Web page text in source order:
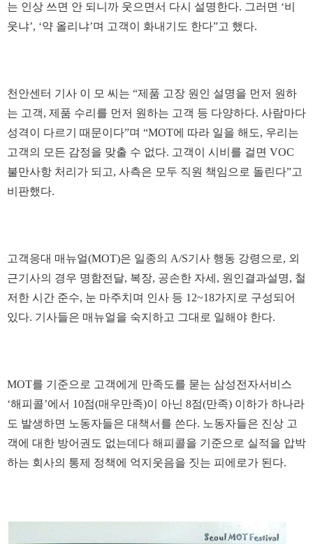
는 인상 쓰면 안 되니까 웃으면서 다시 설명한다. 그러면 ‘비
웃냐’, ‘약 올리냐’며 고객이 화내기도 한다”고 했다.
천안센터 기사 이 모 씨는 “제품 고장 원인 설명을 먼저 원하
는 고객, 제품 수리를 먼저 원하는 고객 등 다양하다. 사람마다
성격이 다르기 때문이다”며 “MOT에 따라 일을 해도, 우리는
고객의 모든 감정을 맞출 수 없다. 고객이 시비를 걸면 VOC
불만사항 처리가 되고, 사측은 모두 직원 책임으로 돌린다”고
비판했다.
고객응대 매뉴얼(MOT)은 일종의 A/S기사 행동 강령으로, 외
근기사의 경우 명함전달, 복장, 공손한 자세, 원인결과설명, 철
저한 시간 준수, 눈 마주치며 인사 등 12~18가지로 구성되어
있다. 기사들은 매뉴얼을 숙지하고 그대로 일해야 한다.
MOT를 기준으로 고객에게 만족도를 묻는 삼성전자서비스
‘해피콜’에서 10점(매우만족)이 아닌 8점(만족) 이하가 하나라
도 발생하면 노동자들은 대책서를 쓴다. 노동자들은 진상 고
객에 대한 방어권도 없는데다 해피콜을 기준으로 실적을 압박
하는 회사의 통제 정책에 억지웃음을 짓는 피에로가 된다.